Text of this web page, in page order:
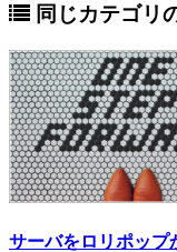
同じカテゴリ
サーバをロリポップ